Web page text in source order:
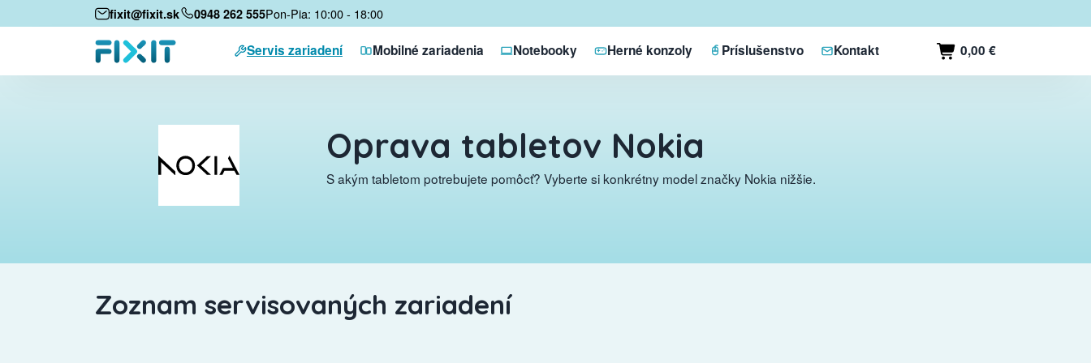
fixit@fixit.sk 0948 262 555Pon-Pia: 10:00 - 18:00
Servis zariadení Mobilné zariadenia Notebooky Herné konzoly Príslušenstvo Kontakt 0,00 €
Oprava tabletov Nokia
S akým tabletom potrebujete pomôcť? Vyberte si konkrétny model značky Nokia nižšie.
Zoznam servisovaných zariadení